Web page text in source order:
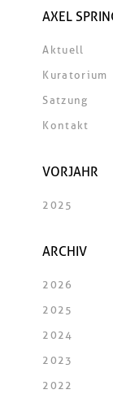
AXEL
Aktuell
Kuratorium
Satzung
Kontakt
VORJAHR
2025
ARCHIV
2026
2025
2024
2023
2022